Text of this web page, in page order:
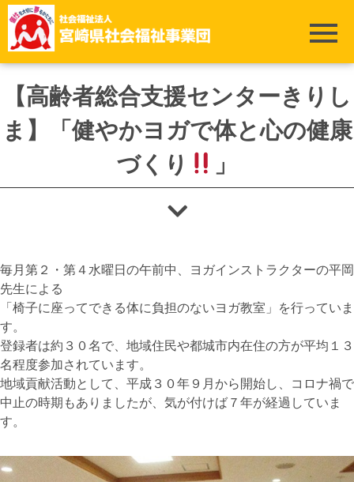
ホーム>霧島荘>【高齢者総合支援センターきりしま】「健やかヨガで体と
心の健康づくり
」
【高齢者総合支援センターきりし
ま】「健やかヨガで体と心の健康
づくり
」
毎月第２・第４水曜日の午前中、ヨガインストラクターの平岡
先生による
「椅子に座ってできる体に負担のないヨガ教室」を行っていま
す。
登録者は約３０名で、地域住民や都城市内在住の方が平均１３
名程度参加されています。
地域貢献活動として、平成３０年９月から開始し、コロナ禍で
中止の時期もありましたが、気が付けば７年が経過していま
す。